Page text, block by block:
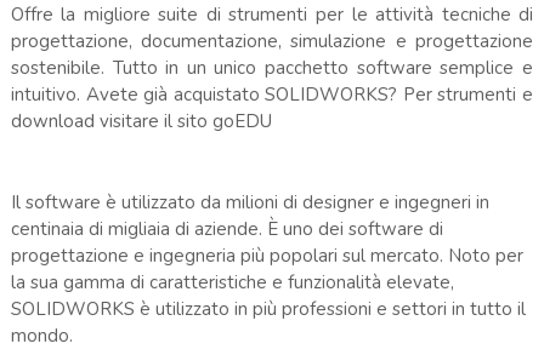
Offre la migliore suite di strumenti per le attività tecniche di
progettazione, documentazione, simulazione e progettazione
sostenibile. Tutto in un unico pacchetto software semplice e
intuitivo. Avete già acquistato SOLIDWORKS? Per strumenti e
download visitare il sito goEDU
Il software è utilizzato da milioni di designer e ingegneri in
centinaia di migliaia di aziende. È uno dei software di
progettazione e ingegneria più popolari sul mercato. Noto per
la sua gamma di caratteristiche e funzionalità elevate,
SOLIDWORKS è utilizzato in più professioni e settori in tutto il
mondo.